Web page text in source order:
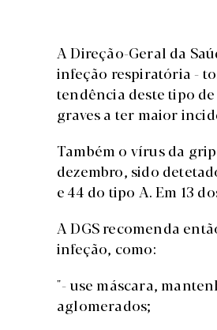
A Direção-Geral da
infeção respiratória -
tendência deste tipo
graves a ter maior
Também o vírus da
dezembro, sido
e 44 do tipo A. Em 13
A DGS recomenda
infeção, como:
"- use máscara,
aglomerados;